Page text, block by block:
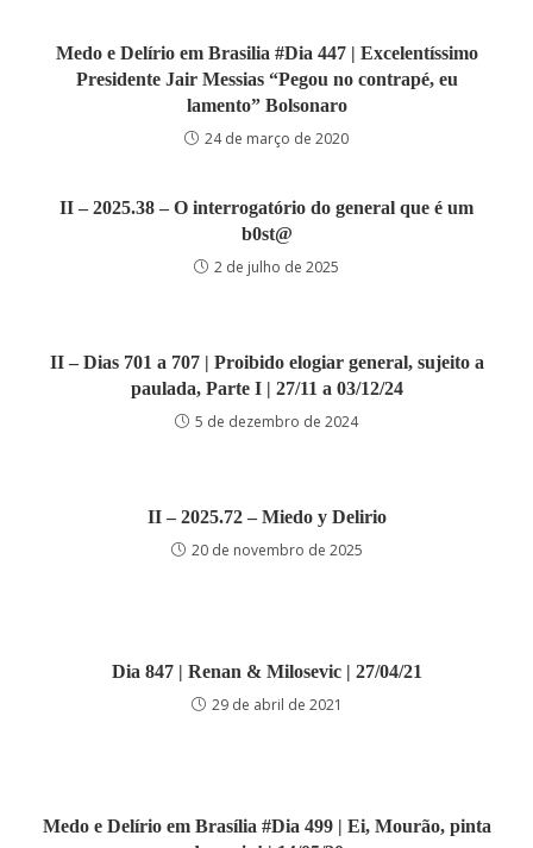
Medo e Delírio em Brasilia #Dia 447 | Excelentíssimo
Presidente Jair Messias “Pegou no contrapé, eu
lamento” Bolsonaro
24 de março de 2020
II – 2025.38 – O interrogatório do general que é um
b0st@
2 de julho de 2025
II – Dias 701 a 707 | Proibido elogiar general, sujeito a
paulada, Parte I | 27/11 a 03/12/24
5 de dezembro de 2024
II – 2025.72 – Miedo y Delirio
20 de novembro de 2025
Dia 847 | Renan & Milosevic | 27/04/21
29 de abril de 2021
Medo e Delírio em Brasília #Dia 499 | Ei, Mourão, pinta